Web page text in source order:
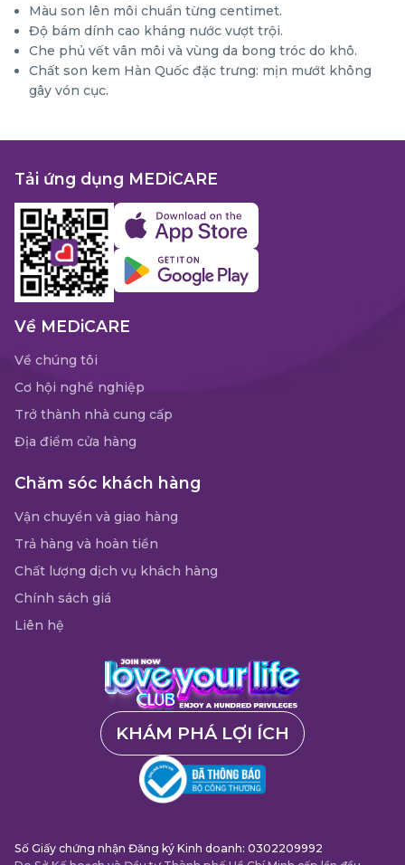
Màu son lên môi chuẩn từng centimet.
Độ bám dính cao kháng nước vượt trội.
Che phủ vết vân môi và vùng da bong tróc do khô.
Chất son kem Hàn Quốc đặc trưng: mịn mướt không
gây vón cục.
Tải ứng dụng MEDiCARE
Về MEDiCARE
Về chúng tôi
Cơ hội nghề nghiệp
Trở thành nhà cung cấp
Địa điểm cửa hàng
Chăm sóc khách hàng
Vận chuyển và giao hàng
Trả hàng và hoàn tiền
Chất lượng dịch vụ khách hàng
Chính sách giá
Liên hệ
KHÁM PHÁ LỢI ÍCH
Số Giấy chứng nhận Đăng ký Kinh doanh: 0302209992